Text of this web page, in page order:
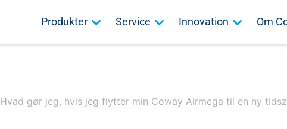
Produkter Service Innovation Om
Hvad gør jeg, hvis jeg flytter min Coway Airmega til en ny